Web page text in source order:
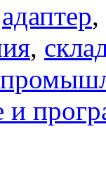
адаптер,
,